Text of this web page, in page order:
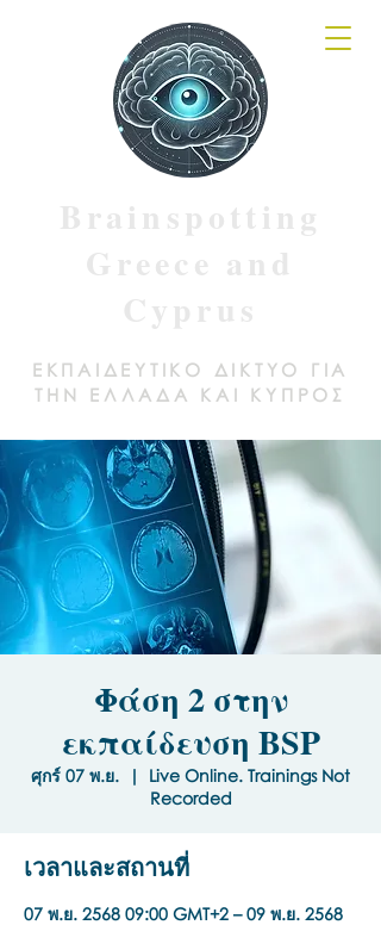
ΕΚΠΑΙΔΕΥΤΙΚΟ ΔΙΚΤΥΟ ΓΙΑ
ΤΗΝ ΕΛΛΑΔΑ ΚΑΙ ΚΥΠΡΟΣ
Φάση 2 στην
εκπαίδευση BSP
ศุกร์ 07 พ.ย.
  |
Live Online. Trainings Not
Recorded
เวลาและสถานที่
07 พ.ย. 2568 09:00 GMT+2 – 09 พ.ย. 2568